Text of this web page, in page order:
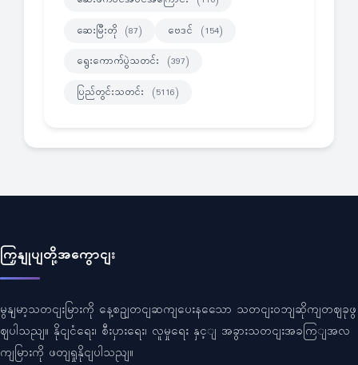
ဆေးမြီးတို (87) ဗေဒင် (154)
ရွေးကောက်ပွဲသတင်း (397)
ပြည်တွင်းသတင်း (5116)
ကြှနျုပျတို့အကွောငျး
မွနျမာ့သတငျးမြားကို နေ့စဥျတငျဆကျပေးနသေော သတငျးဝဘျဆိုကျတဈခုဖွ
ဈပါသညျ။ နိုငျငံရေး၊ စီးပှားရေး၊ လူမှုရေး နှင့ျ အခွားသတငျးအခကြျအလ
ကျမြားကို ဖတျရှုနိုငျပါသညျ။